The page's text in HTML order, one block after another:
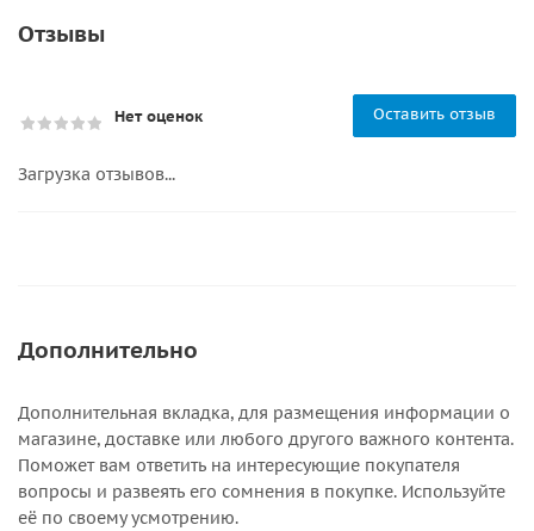
Отзывы
Нет оценок Оставить отзыв
Загрузка отзывов...
Дополнительно
Дополнительная вкладка, для размещения информации о
магазине, доставке или любого другого важного контента.
Поможет вам ответить на интересующие покупателя
вопросы и развеять его сомнения в покупке. Используйте
её по своему усмотрению.